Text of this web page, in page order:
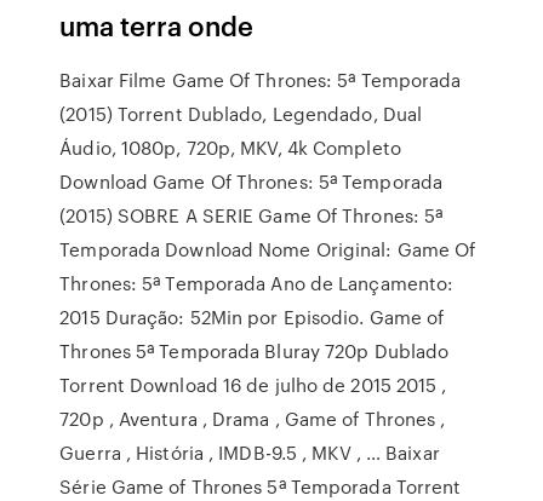
uma terra onde
Baixar Filme Game Of Thrones: 5ª Temporada
(2015) Torrent Dublado, Legendado, Dual
Áudio, 1080p, 720p, MKV, 4k Completo
Download Game Of Thrones: 5ª Temporada
(2015) SOBRE A SERIE Game Of Thrones: 5ª
Temporada Download Nome Original: Game Of
Thrones: 5ª Temporada Ano de Lançamento:
2015 Duração: 52Min por Episodio. Game of
Thrones 5ª Temporada Bluray 720p Dublado
Torrent Download 16 de julho de 2015 2015 ,
720p , Aventura , Drama , Game of Thrones ,
Guerra , História , IMDB-9.5 , MKV , … Baixar
Série Game of Thrones 5ª Temporada Torrent